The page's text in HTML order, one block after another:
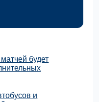
будет
и